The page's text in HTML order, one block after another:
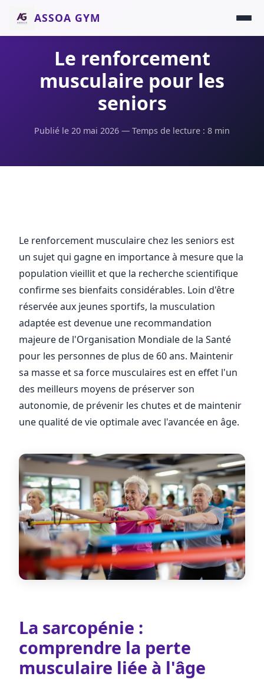
ASSOA GYM
Le renforcement
musculaire pour les
seniors
Publié le 20 mai 2026 — Temps de lecture : 8 min
Le renforcement musculaire chez les seniors est
un sujet qui gagne en importance à mesure que la
population vieillit et que la recherche scientifique
confirme ses bienfaits considérables. Loin d'être
réservée aux jeunes sportifs, la musculation
adaptée est devenue une recommandation
majeure de l'Organisation Mondiale de la Santé
pour les personnes de plus de 60 ans. Maintenir
sa masse et sa force musculaires est en effet l'un
des meilleurs moyens de préserver son
autonomie, de prévenir les chutes et de maintenir
une qualité de vie optimale avec l'avancée en âge.
La sarcopénie :
comprendre la perte
musculaire liée à l'âge